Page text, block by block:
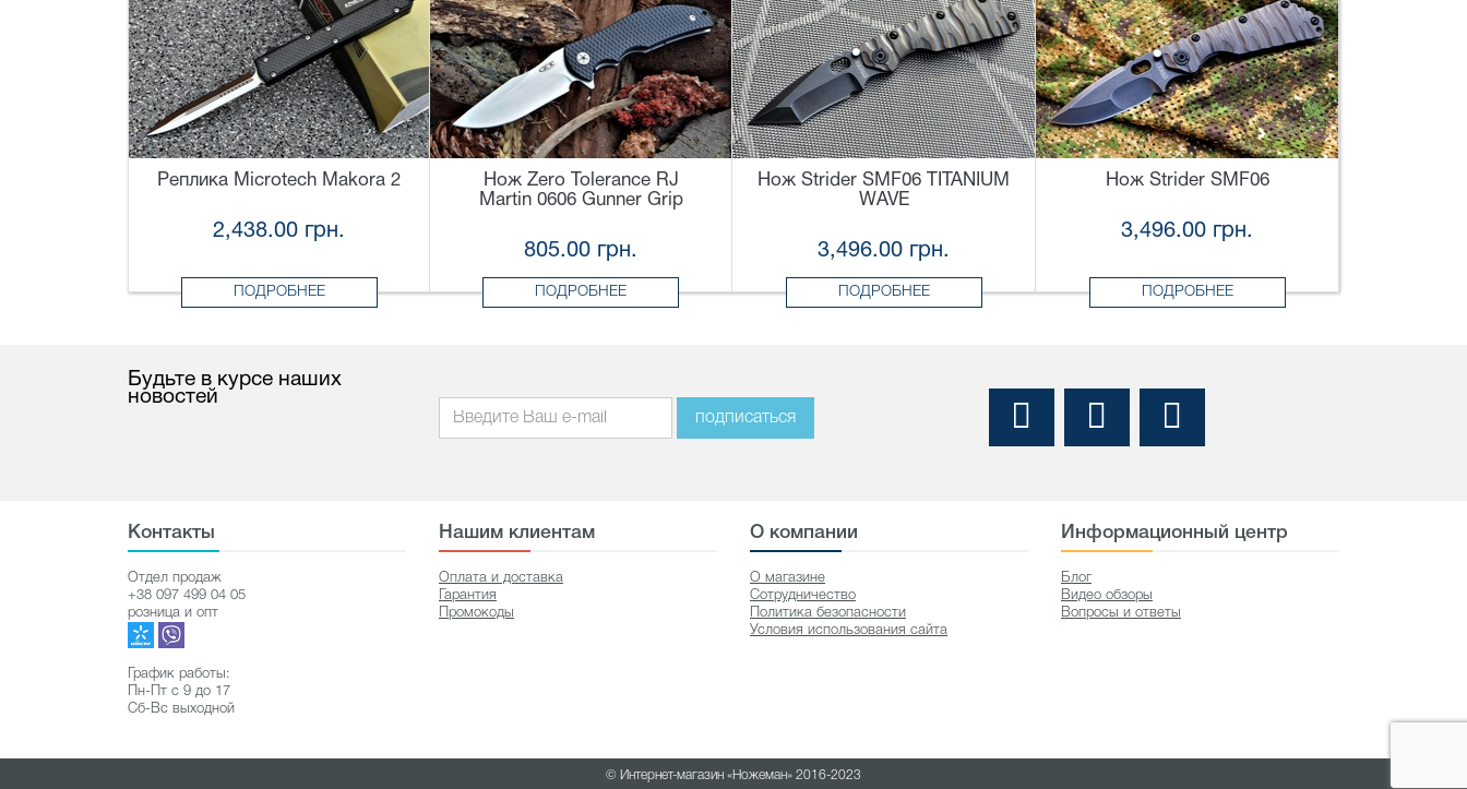
Реплика Microtech Makora 2
2,438.00 грн.
ПОДРОБНЕЕ
Нож Zero Tolerance RJ
Martin 0606 Gunner Grip
805.00 грн.
ПОДРОБНЕЕ
Нож Strider SMF06 TITANIUM
WAVE
3,496.00 грн.
ПОДРОБНЕЕ
Нож Strider SMF06
3,496.00 грн.
ПОДРОБНЕЕ
Будьте в курсе наших
новостей
подписаться
Контакты
Отдел продаж
+38 097 499 04 05
розница и опт
График работы:
Пн-Пт с 9 до 17
Сб-Вс выходной
Нашим клиентам
Оплата и доставка
Гарантия
Промокоды
О компании
О магазине
Сотрудничество
Политика безопасности
Условия использования сайта
Информационный центр
Блог
Видео обзоры
Вопросы и ответы
© Интернет-магазин «Ножеман» 2016-2023